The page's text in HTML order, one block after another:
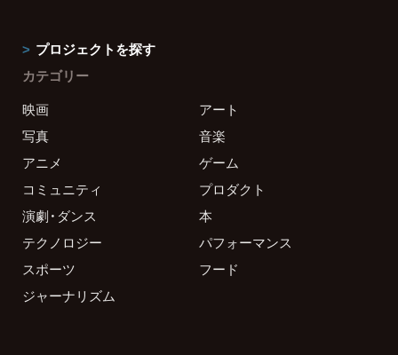
プロジェクトを探す
カテゴリー
映画
アート
写真
音楽
アニメ
ゲーム
コミュニティ
プロダクト
演劇・ダンス
本
テクノロジー
パフォーマンス
スポーツ
フード
ジャーナリズム